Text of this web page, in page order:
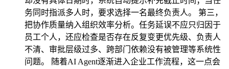
务同时指派多人时，要求选择一名最终负责人。 第三，
把协作质量纳入组织效率分析。任务延误不应只归因于
员工个人，还应检查是否存在反复变更优先级、负责人
不清、审批层级过多、跨部门依赖没有被管理等系统性
问题。 随着AI Agent逐渐进入企业工作流程，这一点会